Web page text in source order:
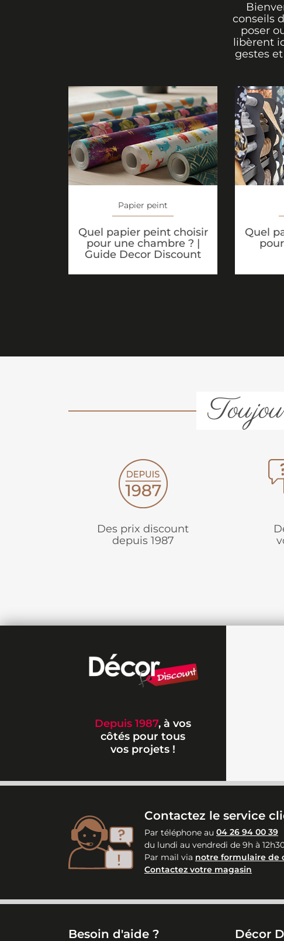
conseils
poser
libèrent
gestes
Papier peint
Quel papier peint choisir
pour une chambre ? |
Guide Decor Discount
Quel
Des prix discount
depuis 1987
Depuis 1987, à vos
côtés pour tous
vos projets !
Contactez le service
Par téléphone au 04 26 94 00 39
du lundi au vendredi de 9h à
Par mail via notre formulaire de
Contactez votre magasin
Besoin d'aide ? Décor